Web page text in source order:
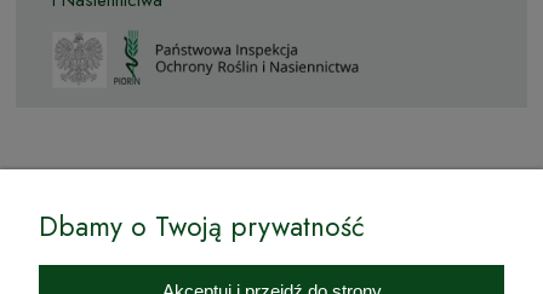
Internetowy Sklep Ogrodniczy Podkarpackie Sady to inicjatywa
Dbamy o Twoją prywatność